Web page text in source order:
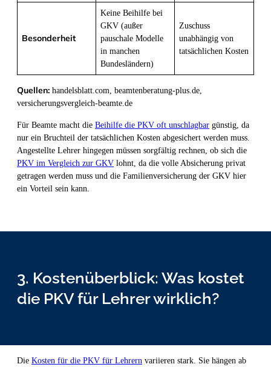
Besonderheit
Keine Beihilfe bei
GKV (außer
pauschale Modelle
in manchen
Bundesländern)
Zuschuss
unabhängig von
tatsächlichen Kosten
Quellen: handelsblatt.com, beamtenberatung-plus.de,
versicherungsvergleich-beamte.de
Für Beamte macht die Beihilfe die PKV oft unschlagbar günstig, da
nur ein Bruchteil der tatsächlichen Kosten abgesichert werden muss.
Angestellte Lehrer hingegen müssen sorgfältig rechnen, ob sich die
PKV im Vergleich zur GKV lohnt, da die volle Absicherung privat
getragen werden muss und die Familienversicherung der GKV hier
ein Vorteil sein kann.
3. Kostenüberblick: Was kostet
die PKV für Lehrer wirklich?
Die Kosten für die PKV für Lehrern variieren stark. Sie hängen ab